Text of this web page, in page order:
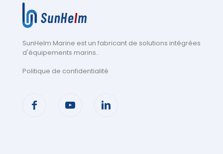
SunHelm Marine est un fabricant de solutions intégrées
d'équipements marins..
Politique de confidentialité